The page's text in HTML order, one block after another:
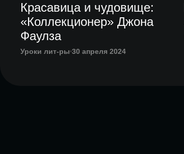
Красавица и чудовище:
«Коллекционер» Джона
Фаулза
Уроки лит-ры 30 апреля 2024